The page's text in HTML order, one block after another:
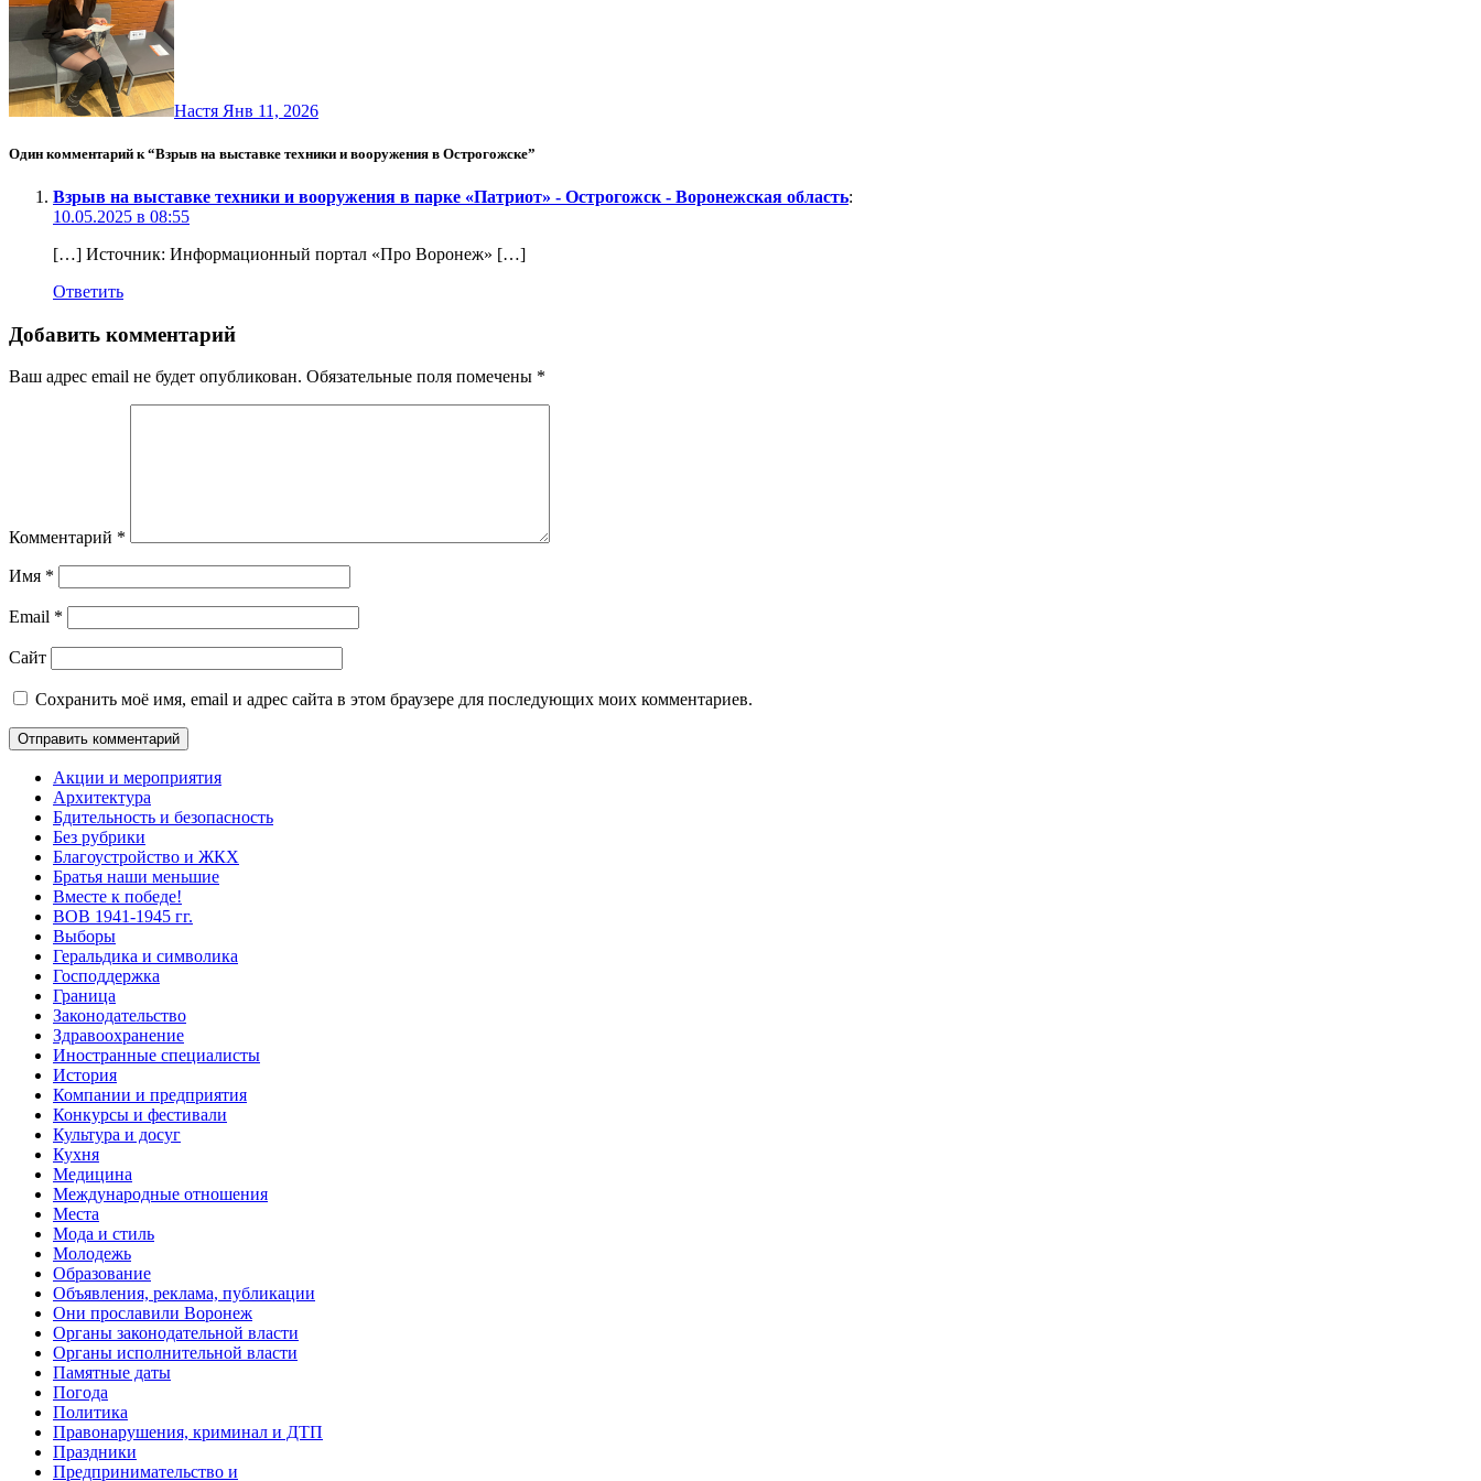
Настя Янв 11, 2026
Один комментарий к “Взрыв на выставке техники и вооружения в Острогожске”
Взрыв на выставке техники и вооружения в парке «Патриот» - Острогожск - Воронежская область:
10.05.2025 в 08:55
[…] Источник: Информационный портал «Про Воронеж» […]
Ответить
Добавить комментарий
Ваш адрес email не будет опубликован. Обязательные поля помечены *
Комментарий *
Имя *
Email *
Сайт
Сохранить моё имя, email и адрес сайта в этом браузере для последующих моих комментариев.
Акции и мероприятия
Архитектура
Бдительность и безопасность
Без рубрики
Благоустройство и ЖКХ
Братья наши меньшие
Вместе к победе!
ВОВ 1941-1945 гг.
Выборы
Геральдика и символика
Господдержка
Граница
Законодательство
Здравоохранение
Иностранные специалисты
История
Компании и предприятия
Конкурсы и фестивали
Культура и досуг
Кухня
Медицина
Международные отношения
Места
Мода и стиль
Молодежь
Образование
Объявления, реклама, публикации
Они прославили Воронеж
Органы законодательной власти
Органы исполнительной власти
Памятные даты
Погода
Политика
Правонарушения, криминал и ДТП
Праздники
Предпринимательство и